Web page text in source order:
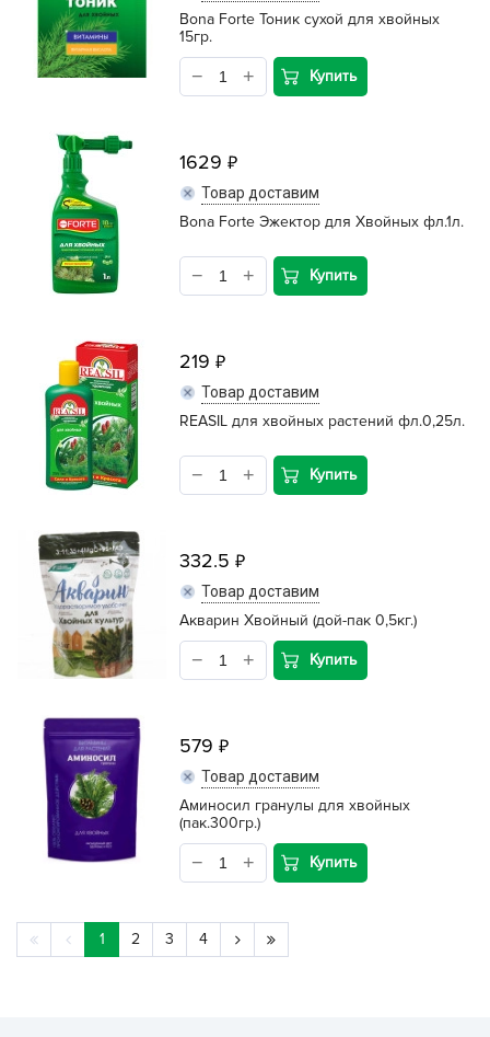
Bona Forte Тоник сухой для хвойных
15гр.
Купить
1629
Товар доставим
Bona Forte Эжектор для Хвойных фл.1л.
Купить
219
Товар доставим
REASIL для хвойных растений фл.0,25л.
Купить
332.5
Товар доставим
Акварин Хвойный (дой-пак 0,5кг.)
Купить
579
Товар доставим
Аминосил гранулы для хвойных
(пак.300гр.)
Купить
1 2 3 4